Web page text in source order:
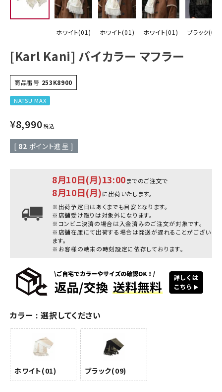
ホワイト(01) ホワイト(01) ホワイト(01) ブラック(09)
[Karl Kani] バイカラー マフラー
商品番号 253K8900
NATSU MAX
¥8,990 税込
[ 82 ポイント進呈 ]
8月10日(月)13:00までのご注文で
8月10日(月)に出荷いたします。
※出荷予定日はあくまでも目安となります。
※店舗受け取りは対象外になります。
※コンビニ決済の場合は入金済みのご注文が対象です。
※店舗在庫にて出荷する場合は発送が遅れることがござい
ます。
※お客様の端末の時刻設定に依存しております。
カラー 選択してください
ホワイト(01) ブラック(09)